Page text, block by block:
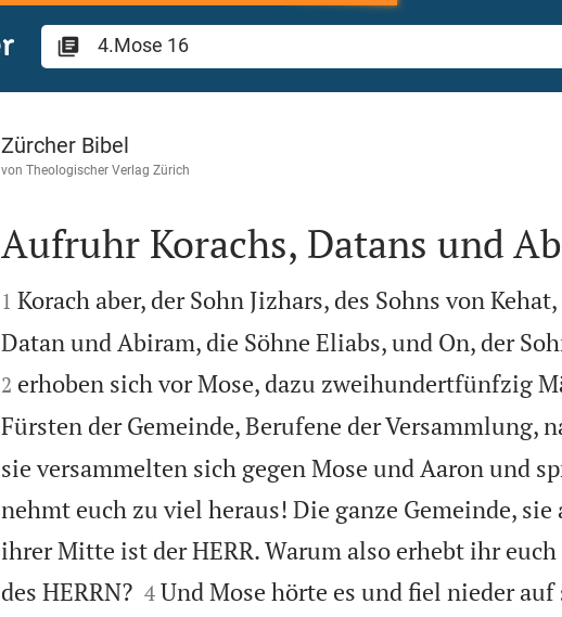
4.Mose 16
Zürcher Bibel
von Theologischer Verlag Zürich

Aufruhr Korachs, Datans und

1 Korach aber, der Sohn Jizhars, des Sohns von
Datan und Abiram, die Söhne Eliabs, und On, der
2 erhoben sich vor Mose, dazu zweihundertfünfzig
Fürsten der Gemeinde, Berufene der Versammlung,
sie versammelten sich gegen Mose und Aaron und
nehmt euch zu viel heraus! Die ganze Gemeinde,
ihrer Mitte ist der HERR. Warum also erhebt ihr
des HERRN?
4 Und Mose hörte es und fiel nieder